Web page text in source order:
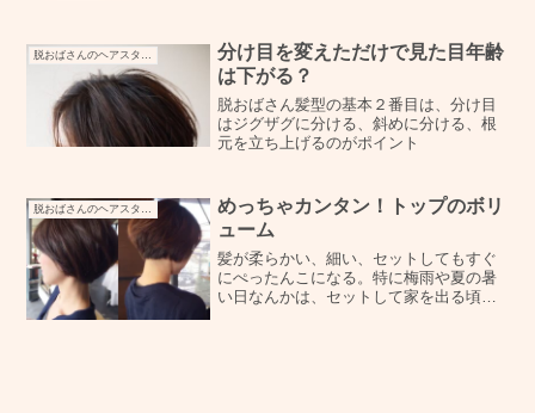
ても難しいのです。
分け目を変えただけで見た目年齢
は下がる？
脱おばさん髪型の基本２番目は、分け目
はジグザグに分ける、斜めに分ける、根
元を立ち上げるのがポイント
脱おばさんのヘアスタイルづくり
めっちゃカンタン！トップのボリ
ューム
髪が柔らかい、細い、セットしてもすぐ
にぺったんこになる。特に梅雨や夏の暑
い日なんかは、セットして家を出る頃に